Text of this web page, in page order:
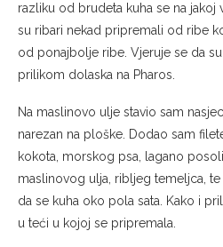
razliku od brudeta kuha se na jakoj
su ribari nekad pripremali od ribe
od ponajbolje ribe. Vjeruje se da
prilikom dolaska na Pharos.
Na maslinovo ulje stavio sam
narezan na ploške. Dodao sam
kokota, morskog psa, lagano
maslinovog ulja, ribljeg temeljca, te
da se kuha oko pola sata. Kako i
u teći u kojoj se pripremala.